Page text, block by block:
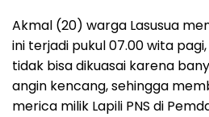
Akmal (20) warga Lasusua
ini terjadi pukul 07.00 wita
tidak bisa dikuasai karena
angin kencang, sehingga
merica milik Lapili PNS di